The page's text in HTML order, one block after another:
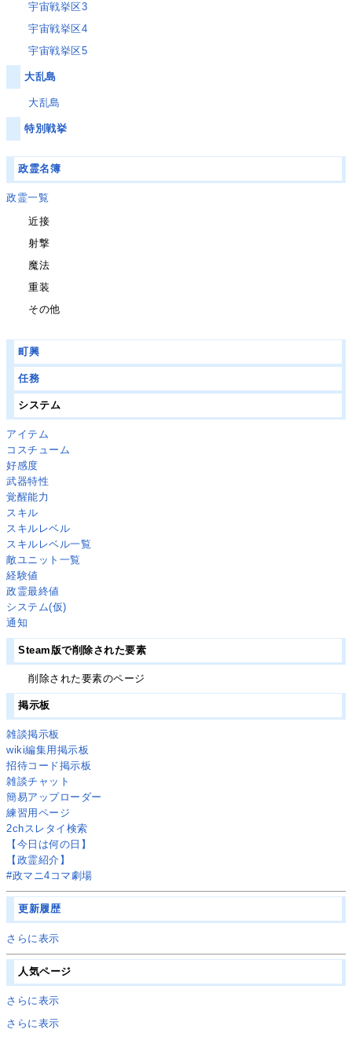
宇宙戦挙区3
宇宙戦挙区4
宇宙戦挙区5
大乱島
大乱島
特別戦挙
政霊名簿
政霊一覧
近接
射撃
魔法
重装
その他
町興
任務
システム
アイテム
コスチューム
好感度
武器特性
覚醒能力
スキル
スキルレベル
スキルレベル一覧
敵ユニット一覧
経験値
政霊最終値
システム(仮)
通知
Steam版で削除された要素
削除された要素のページ
掲示板
雑談掲示板
wiki編集用掲示板
招待コード掲示板
雑談チャット
簡易アップローダー
練習用ページ
2chスレタイ検索
【今日は何の日】
【政霊紹介】
#政マニ4コマ劇場
更新履歴
さらに表示
人気ページ
さらに表示
さらに表示